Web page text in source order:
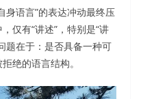
身语言”的表达冲动最终压
仅有“讲述”，特别是“讲
题在于：是否具备一种可
绝的语言结构。